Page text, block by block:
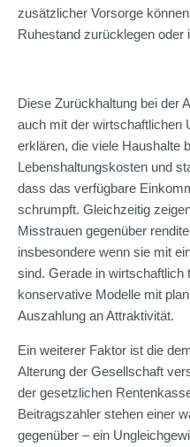
zusätzlicher Vorsorge
Ruhestand zurücklegen oder
Diese Zurückhaltung bei der
auch mit der wirtschaftlichen
erklären, die viele Haushalte
Lebenshaltungskosten und
dass das verfügbare
schrumpft. Gleichzeitig
Misstrauen gegenüber
insbesondere wenn sie mit
sind. Gerade in wirtschaftlich
konservative Modelle mit
Auszahlung an Attraktivität.
Ein weiterer Faktor ist die
Alterung der Gesellschaft
der gesetzlichen
Beitragszahler stehen einer
gegenüber – ein